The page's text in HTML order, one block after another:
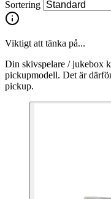
Sortering
Viktigt att tänka på...
Din skivspelare / jukebox
pickupmodell. Det är
pickup.